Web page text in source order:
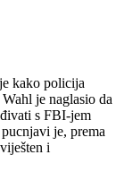
kako policija
je naglasio da
s FBI-jem
je, prema
i